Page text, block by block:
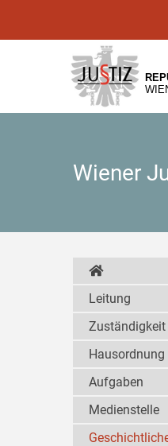
[1]
[2]
[3]
Wiener
Leitung
Zuständigkeit
Hausordnung
Aufgaben
Medienstelle